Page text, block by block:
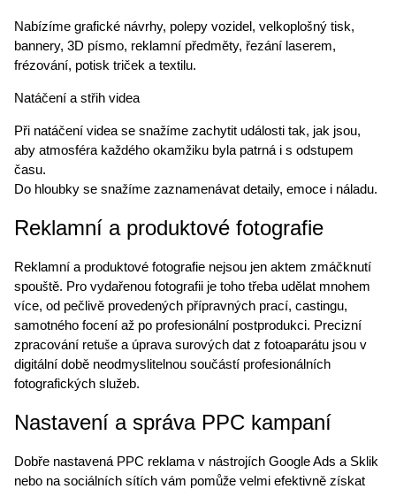
Nabízíme grafické návrhy, polepy vozidel, velkoplošný tisk,
bannery, 3D písmo, reklamní předměty, řezání laserem,
frézování, potisk triček a textilu.
Natáčení a střih videa
Při natáčení videa se snažíme zachytit události tak, jak jsou,
aby atmosféra každého okamžiku byla patrná i s odstupem
času.
Do hloubky se snažíme zaznamenávat detaily, emoce i náladu.
Reklamní a produktové fotografie
Reklamní a produktové fotografie nejsou jen aktem zmáčknutí
spouště. Pro vydařenou fotografii je toho třeba udělat mnohem
více, od pečlivě provedených přípravných prací, castingu,
samotného focení až po profesionální postprodukci. Precizní
zpracování retuše a úprava surových dat z fotoaparátu jsou v
digitální době neodmyslitelnou součástí profesionálních
fotografických služeb.
Nastavení a správa PPC kampaní
Dobře nastavená PPC reklama v nástrojích Google Ads a Sklik
nebo na sociálních sítích vám pomůže velmi efektivně získat